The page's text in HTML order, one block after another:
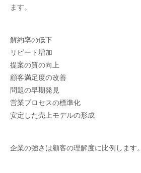
ます。
解約率の低下
リピート増加
提案の質の向上
顧客満足度の改善
問題の早期発見
営業プロセスの標準化
安定した売上モデルの形成
企業の強さは顧客の理解度に比例します。